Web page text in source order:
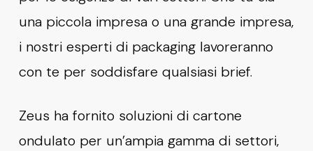
una piccola impresa o una grande impresa,
i nostri esperti di packaging lavoreranno
con te per soddisfare qualsiasi brief.
Zeus ha fornito soluzioni di cartone
ondulato per un’ampia gamma di settori,